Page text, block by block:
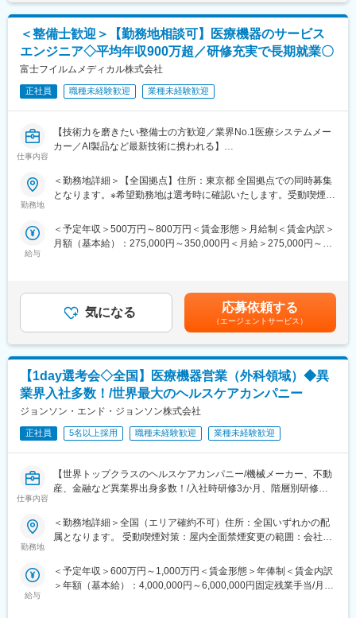
リアを割り振ります。
■ポジションの魅力：
営業ユニットは4名体制（部門全体8名）で活動中。20代の若手か
ら経験豊富なベテランまでバランス良く在籍しており、社歴に関
わらずフラットに意見交換ができる風通しの良さが自慢です。
■働き方：
社用車を貸与しての営業で、直行直帰となります。
■幅広いキャリア：
社内公募制度により、グループをまたがり異なる職種への異動も
可能です。営業職からマーケティングや人事や企画広報にキャリ
■入社後の研修：
当社では、ほとんどの中途入社社員が医療業界未経験からのスタ
営業のご経験があれば、業界経験がなくても問題ありません！
入社後は、先輩社員がマンツーマンで丁寧に指導するOJTを通じ
■同社の魅力
・三菱商事のグループ会社になったことにより、三菱商事の海外
ネットワークの活用やグループ企業との連携を通じ、更なる発展
・同社は自社で医療機器の研究開発を行っているため、医師・取
引先からの要望を直接製品に反映させる仕組みができておりま
す。他の商社に比べて「ものづくり」に対しての想い・医療に対
しての強い想いを持つ人が多くいる企業です。
変更の範囲：会社の定める業務
＜整備士歓迎＞【勤務地相談可】医療機器のサービス
エンジニア◇平均年収900万超／研修充実で長期就業〇
富士フイルムメディカル株式会社
正社員 職種未経験歓迎 業種未経験歓迎
仕事内容
【技術力を磨きたい整備士の方歓迎／業界No.1医療システムメー
カー／AI製品など最新技術に携われる】
方募集！整備士としての経験を、医療機器の設置・保守に活かせ
ます。PACSやCT・MRIなどの高度な機器を扱い、病院の診断を
■PACSとは
imaging/enterprise-pacs
■仕事内容
医療機器や画像ネットワークシステムの設置、立ち上げ、定期点
検、トラブル対応など。医療現場の「安全とスピード」を守るプ
ロフェッショナルです。
入社後は、小田原にある研修センターにて、機械の解体・組み立
てなどの基礎技術を学び、先輩社員とのOJTを通じて、現場での
の方は早くキャッチアップいただけます！
※その他年間研修カリキュラムがあり、成熟度に応じて参加可能
■働き方の魅力
フレックス制度を導入しており、午前・午後の半休制度もあるた
実現できます。
休日・夜間の問い合わせはコールセンター対応であり、メリハリ
勤務地
＜勤務地詳細＞【全国拠点】住所：東京都 全国拠点での同時募集
となります。※希望勤務地は選考時に確認いたします。受動喫煙対
ーク含む）
給与
＜予定年収＞500万円～800万円＜賃金形態＞月給制＜賃金内訳＞
月額（基本給）：275,000円～350,000円＜月給＞275,000円～
歳/750万円(入社8年・経験11年、手当含)：月給37万円賃金はあく
までも目安の金額であり、選考を通じて上下する可能性がありま
す。月給(月額)は固定手当を含めた表記です。
気になる 応募依頼する
（エージェントサービス）
【1day選考会◇全国】医療機器営業（外科領域）◆異
業界入社多数！/世界最大のヘルスケアカンパニー
ジョンソン・エンド・ジョンソン株式会社
正社員 5名以上採用 職種未経験歓迎 業種未経験歓迎
仕事内容
【世界トップクラスのヘルスケアカンパニー/機械メーカー、不動
産、金融など異業界出身多数！/入社時研修3か月、階層別研修な
シェアの製品多数/インセンティブ制度/入社想定日：2026年10月1
日】
★個人の裁量が大きく、年齢・性別関係・社歴関係なく活躍でき
る環境です！
勤務地
＜勤務地詳細＞全国（エリア確約不可）住所：全国いずれかの配
属となります。 受動喫煙対策：屋内全面禁煙変更の範囲：会社の
給与
＜予定年収＞600万円～1,000万円＜賃金形態＞年俸制＜賃金内訳
＞年額（基本給）：4,000,000円～6,000,000円固定残業手当/月：